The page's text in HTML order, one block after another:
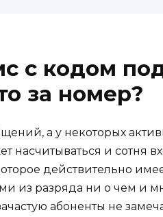
с кодом
за номер?
а у некоторых
насчитываться и сотня
действительно
из разряда ни о чем и
абоненты не